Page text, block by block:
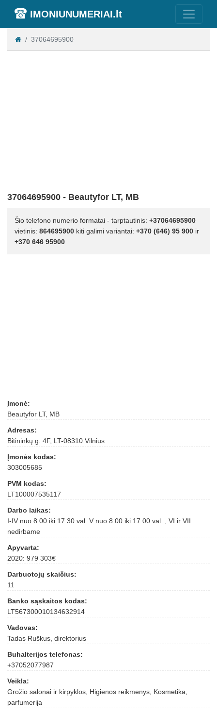
IMONIUNUMERIAI.lt
37064695900
37064695900 - Beautyfor LT, MB
Šio telefono numerio formatai - tarptautinis: +37064695900
vietinis: 864695900 kiti galimi variantai: +370 (646) 95 900 ir
+370 646 95900
Įmonė:
Beautyfor LT, MB
Adresas:
Bitininkų g. 4F, LT-08310 Vilnius
Įmonės kodas:
303005685
PVM kodas:
LT100007535117
Darbo laikas:
I-IV nuo 8.00 iki 17.30 val. V nuo 8.00 iki 17.00 val. , VI ir VII
nedirbame
Apyvarta:
2020: 979 303€
Darbuotojų skaičius:
11
Banko sąskaitos kodas:
LT567300010134632914
Vadovas:
Tadas Ruškus, direktorius
Buhalterijos telefonas:
+37052077987
Veikla:
Grožio salonai ir kirpyklos, Higienos reikmenys, Kosmetika,
parfumerija